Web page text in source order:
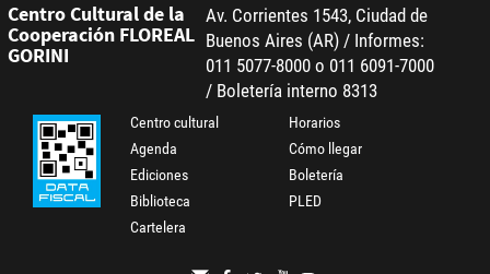
Centro Cultural de la
Cooperación FLOREAL
GORINI
Av. Corrientes 1543, Ciudad de
Buenos Aires (AR) / Informes:
011 5077-8000 o 011 6091-7000
/ Boletería interno 8313
Centro cultural
Agenda
Ediciones
Biblioteca
Cartelera
Horarios
Cómo llegar
Boletería
PLED